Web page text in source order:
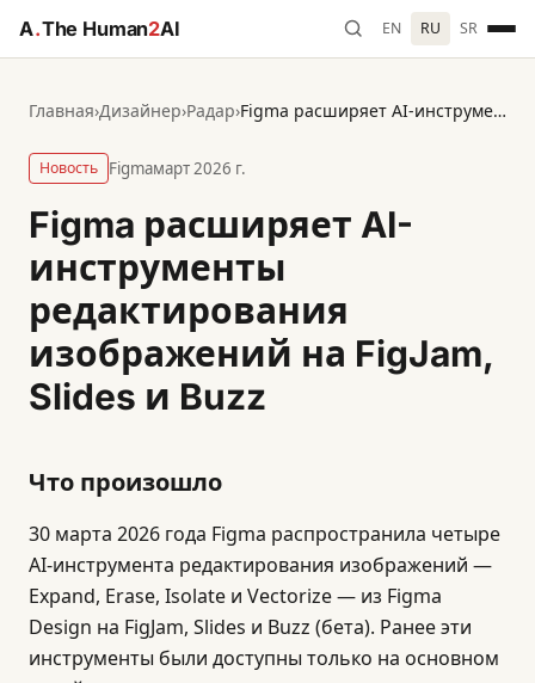
A.The Human2AI EN RU SR
Главная›Дизайнер›Радар› Figma расширяет AI-инструменты редактирования изображений на FigJam, Slides и Buzz
Новость Figmaмарт 2026 г.
Figma расширяет AI-
инструменты
редактирования
изображений на FigJam,
Slides и Buzz
Что произошло
30 марта 2026 года Figma распространила четыре
AI-инструмента редактирования изображений —
Expand, Erase, Isolate и Vectorize — из Figma
Design на FigJam, Slides и Buzz (бета). Ранее эти
инструменты были доступны только на основном